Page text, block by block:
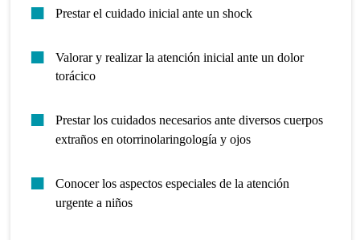
Prestar el cuidado inicial ante un shock
Valorar y realizar la atención inicial ante un dolor
torácico
Prestar los cuidados necesarios ante diversos cuerpos
extraños en otorrinolaringología y ojos
Conocer los aspectos especiales de la atención
urgente a niños